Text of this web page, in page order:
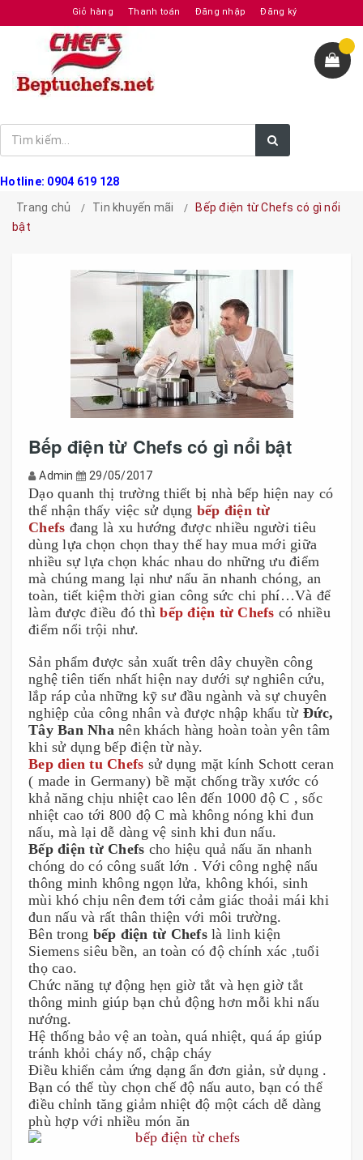
Giỏ hàng Thanh toán Đăng nhập Đăng ký
Hotline: 0904 619 128
Trang chủ
Tin khuyến mãi
Bếp điện từ Chefs có gì nổi
bật
Bếp điện từ Chefs có gì nổi bật
Admin 29/05/2017
Dạo quanh thị trường thiết bị nhà bếp hiện nay có
thể nhận thấy việc sử dụng bếp điện từ
Chefs đang là xu hướng được nhiều người tiêu
dùng lựa chọn chọn thay thế hay mua mới giữa
nhiều sự lựa chọn khác nhau do những ưu điểm
mà chúng mang lại như nấu ăn nhanh chóng, an
toàn, tiết kiệm thời gian công sức chi phí…Và để
làm được điều đó thì bếp điện từ Chefs có nhiều
điểm nổi trội như.
Sản phẩm được sản xuất trên dây chuyền công
nghệ tiên tiến nhất hiện nay dưới sự nghiên cứu,
lắp ráp của những kỹ sư đầu ngành và sự chuyên
nghiệp của công nhân và được nhập khẩu từ Đức,
Tây Ban Nhanên khách hàng hoàn toàn yên tâm
khi sử dụng bếp điện từ này.
Bep dien tu Chefs sử dụng mặt kính Schott ceran
( made in Germany) bề mặt chống trầy xước có
khả năng chịu nhiệt cao lên đến 1000 độ C , sốc
nhiệt cao tới 800 độ C mà không nóng khi đun
nấu, mà lại dễ dàng vệ sinh khi đun nấu.
Bếp điện từ Chefs cho hiệu quả nấu ăn nhanh
chóng do có công suất lớn . Với công nghệ nấu
thông minh không ngọn lửa, không khói, sinh
mùi khó chịu nên đem tới cảm giác thoải mái khi
đun nấu và rất thân thiện với môi trường.
Bên trong bếp điện từ Chefslà linh kiện
Siemens siêu bền, an toàn có độ chính xác ,tuổi
thọ cao.
Chức năng tự động hẹn giờ tắt và hẹn giờ tắt
thông minh giúp bạn chủ động hơn mỗi khi nấu
nướng.
Hệ thống bảo vệ an toàn, quá nhiệt, quá áp giúp
tránh khỏi cháy nổ, chập cháy
Điều khiển cảm ứng dạng ẩn đơn giản, sử dụng .
Bạn có thể tùy chọn chế độ nấu auto, bạn có thể
điều chỉnh tăng giảm nhiệt độ một cách dễ dàng
phù hợp với nhiều món ăn